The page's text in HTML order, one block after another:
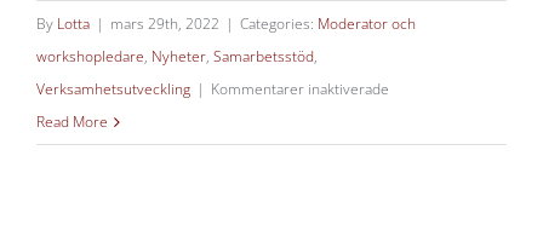
By Lotta | mars 29th, 2022 | Categories: Moderator och
workshopledare, Nyheter, Samarbetsstöd,
Verksamhetsutveckling | Kommentarer inaktiverade
Read More